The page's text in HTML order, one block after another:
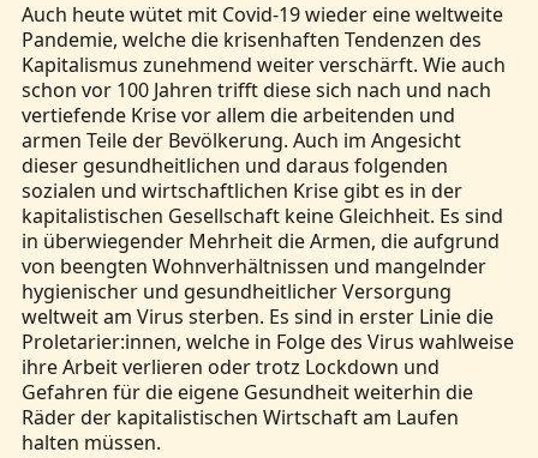
Auch heute wütet mit Covid-19 wieder eine weltweite
Pandemie, welche die krisenhaften Tendenzen des
Kapitalismus zunehmend weiter verschärft. Wie auch
schon vor 100 Jahren trifft diese sich nach und nach
vertiefende Krise vor allem die arbeitenden und
armen Teile der Bevölkerung. Auch im Angesicht
dieser gesundheitlichen und daraus folgenden
sozialen und wirtschaftlichen Krise gibt es in der
kapitalistischen Gesellschaft keine Gleichheit. Es sind
in überwiegender Mehrheit die Armen, die aufgrund
von beengten Wohnverhältnissen und mangelnder
hygienischer und gesundheitlicher Versorgung
weltweit am Virus sterben. Es sind in erster Linie die
Proletarier:innen, welche in Folge des Virus wahlweise
ihre Arbeit verlieren oder trotz Lockdown und
Gefahren für die eigene Gesundheit weiterhin die
Räder der kapitalistischen Wirtschaft am Laufen
halten müssen.